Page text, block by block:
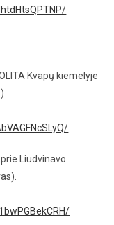
Kvapų kiemelyje
prie Liudvinavo